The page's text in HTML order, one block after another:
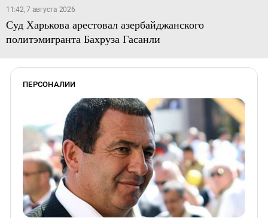
11:42, 7 августа 2026
Суд Харькова арестовал азербайджанского
политэмигранта Бахруза Гасанли
ПЕРСОНАЛИИ